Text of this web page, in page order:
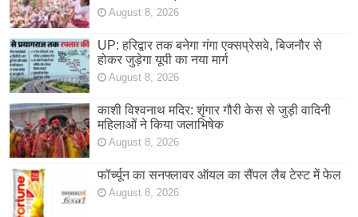
August 8, 2026
UP: हरिद्वार तक बनेगा गंगा एक्सप्रेसवे, बिजनौर से
होकर जुड़ेगा यूपी का नया मार्ग
August 8, 2026
काशी विश्वनाथ मदिर: शृंगार गौरी केस से जुड़ी वादिनी
महिलाओं ने किया जलाभिषेक
August 8, 2026
फॉर्च्यून का सनफ्लावर ऑयल का सैंपल लैब टेस्ट में फेल
August 8, 2026